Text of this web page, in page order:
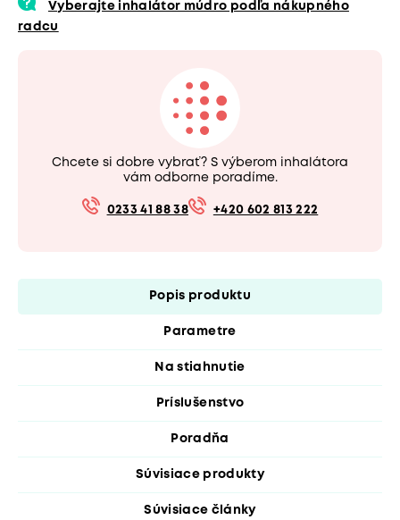
Vyberajte inhalátor múdro podľa nákupného
radcu
Chcete si dobre vybrať? S výberom inhalátora
vám odborne poradíme.
0233 41 88 38 +420 602 813 222
Popis produktu
Parametre
Na stiahnutie
Príslušenstvo
Poradňa
Súvisiace produkty
Súvisiace články